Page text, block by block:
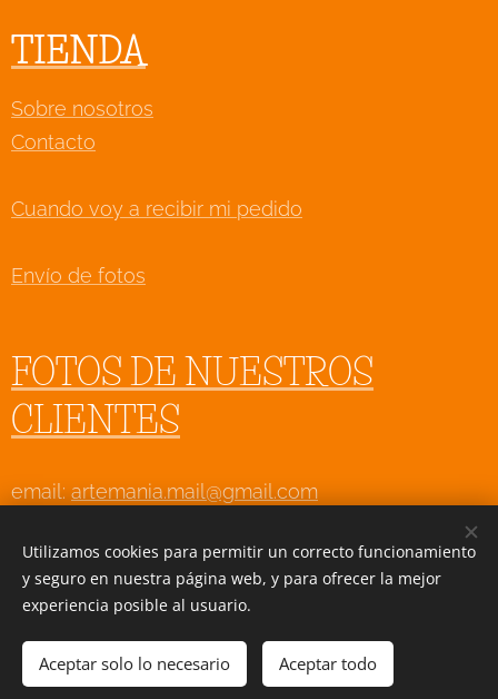
TIENDA
Sobre nosotros
Contacto
Cuando voy a recibir mi pedido
Envío de fotos
FOTOS DE NUESTROS
CLIENTES
email: artemania.mail@gmail.com
WhatsApp: 625 927 903 (Sólo consultas, no envíes
fotos por whatsApp)
Webnode
Utilizamos cookies para permitir un correcto funcionamiento
y seguro en nuestra página web, y para ofrecer la mejor
experiencia posible al usuario.
Aceptar solo lo necesario Aceptar todo